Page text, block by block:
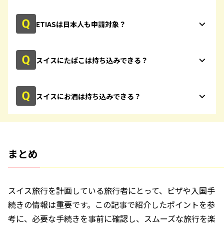
ETIASは日本人も申請対象？
スイスにたばこは持ち込みできる？
スイスにお酒は持ち込みできる？
まとめ
スイス旅行を計画している旅行者にとって、ビザや入国手
続きの情報は重要です。この記事で紹介したポイントを参
考に、必要な手続きを事前に確認し、スムーズな旅行を楽